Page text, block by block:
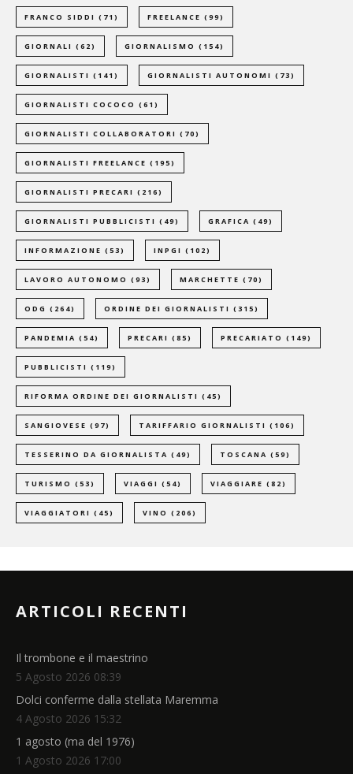
FRANCO SIDDI (71) FREELANCE (99)
GIORNALI (62) GIORNALISMO (154)
GIORNALISTI (141) GIORNALISTI AUTONOMI (73)
GIORNALISTI COCOCO (61)
GIORNALISTI COLLABORATORI (70)
GIORNALISTI FREELANCE (195)
GIORNALISTI PRECARI (216)
GIORNALISTI PUBBLICISTI (49) GRAFICA (49)
INFORMAZIONE (53) INPGI (102)
LAVORO AUTONOMO (93) MARCHETTE (70)
ODG (264) ORDINE DEI GIORNALISTI (315)
PANDEMIA (54) PRECARI (85) PRECARIATO (149)
PUBBLICISTI (119)
RIFORMA ORDINE DEI GIORNALISTI (45)
SANGIOVESE (97) TARIFFARIO GIORNALISTI (106)
TESSERINO DA GIORNALISTA (49) TOSCANA (59)
TURISMO (53) VIAGGI (54) VIAGGIARE (82)
VIAGGIATORI (45) VINO (206)
ARTICOLI RECENTI
Il trombone e il maestrino
5 Agosto 2026 08:39
Dolci conferme dalla stellata Maremma
4 Agosto 2026 15:32
1 agosto (ma del 1976)
1 Agosto 2026 17:00